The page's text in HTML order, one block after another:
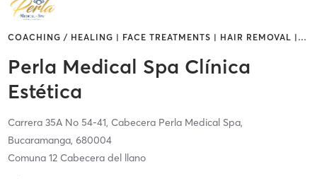
COACHING / HEALING | FACE TREATMENTS | HAIR REMOVAL | …
Perla Medical Spa Clínica
Estética
Carrera 35A No 54-41, Cabecera Perla Medical Spa,
Bucaramanga, 680004
Comuna 12 Cabecera del llano